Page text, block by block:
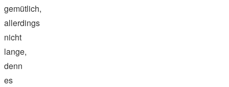
gemütlich,
allerdings
nicht
lange,
denn
es